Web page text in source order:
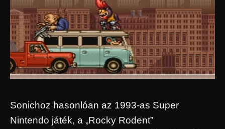
Sonichoz hasonlóan az 1993-as Super
Nintendo játék, a „Rocky Rodent”